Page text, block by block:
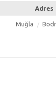
Adres
Muğla